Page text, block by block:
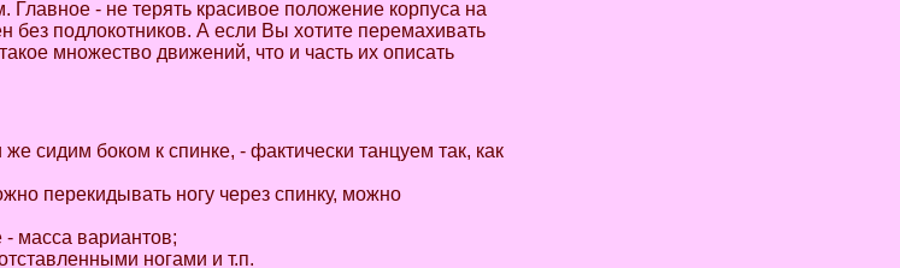
- не терять красивое положение корпуса на
без подлокотников. А если Вы хотите перемахивать
множество движений, что и часть их описать
сидим боком к спинке, - фактически танцуем так, как
перекидывать ногу через спинку, можно
- масса вариантов;
ногами и т.п.